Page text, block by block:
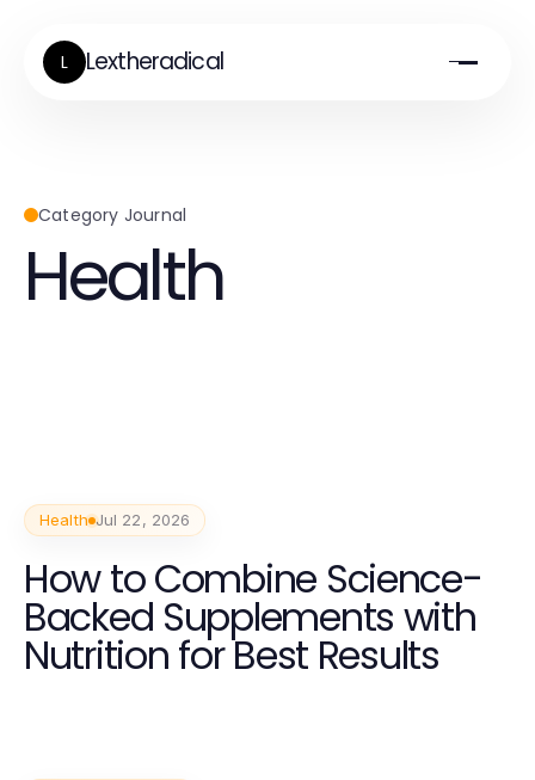
L Lextheradical
Category Journal
Health
Health Jul 22, 2026
How to Combine Science-
Backed Supplements with
Nutrition for Best Results